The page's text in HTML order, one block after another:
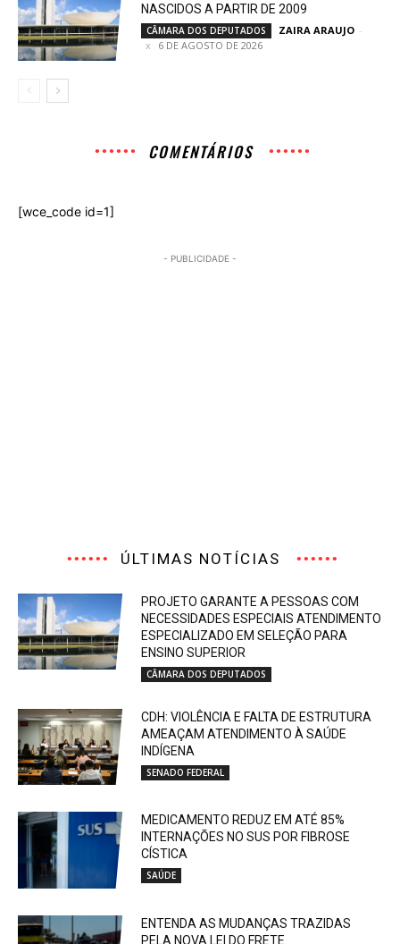
NASCIDOS A PARTIR DE 2009
CÂMARA DOS DEPUTADOS ZAIRA ARAUJO -
6 DE AGOSTO DE 2026
COMENTÁRIOS
[wce_code id=1]
- PUBLICIDADE -
ÚLTIMAS NOTÍCIAS
PROJETO GARANTE A PESSOAS COM
NECESSIDADES ESPECIAIS ATENDIMENTO
ESPECIALIZADO EM SELEÇÃO PARA
ENSINO SUPERIOR
CÂMARA DOS DEPUTADOS
CDH: VIOLÊNCIA E FALTA DE ESTRUTURA
AMEAÇAM ATENDIMENTO À SAÚDE
INDÍGENA
SENADO FEDERAL
MEDICAMENTO REDUZ EM ATÉ 85%
INTERNAÇÕES NO SUS POR FIBROSE
CÍSTICA
SAÚDE
ENTENDA AS MUDANÇAS TRAZIDAS
PELA NOVA LEI DO FRETE